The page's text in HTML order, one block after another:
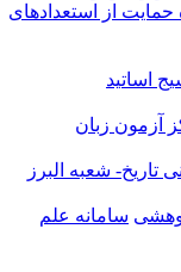
حمایت از استعدادهای
اساتید
زبان
تاریخ- شعبه البرز
سامانه علم